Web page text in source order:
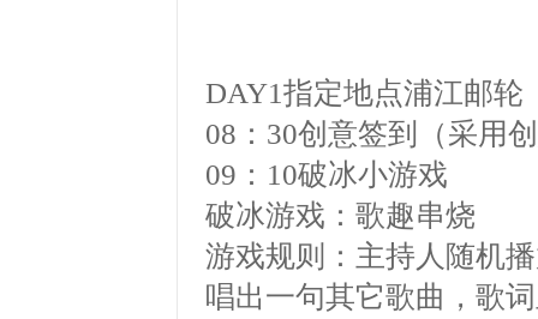
DAY1指定地点浦江邮轮
08 ： 30创意签到（采用
09 ： 10破冰小游戏
破冰游戏：歌趣串烧
游戏规则：主持人随机
唱出一句其它歌曲，歌